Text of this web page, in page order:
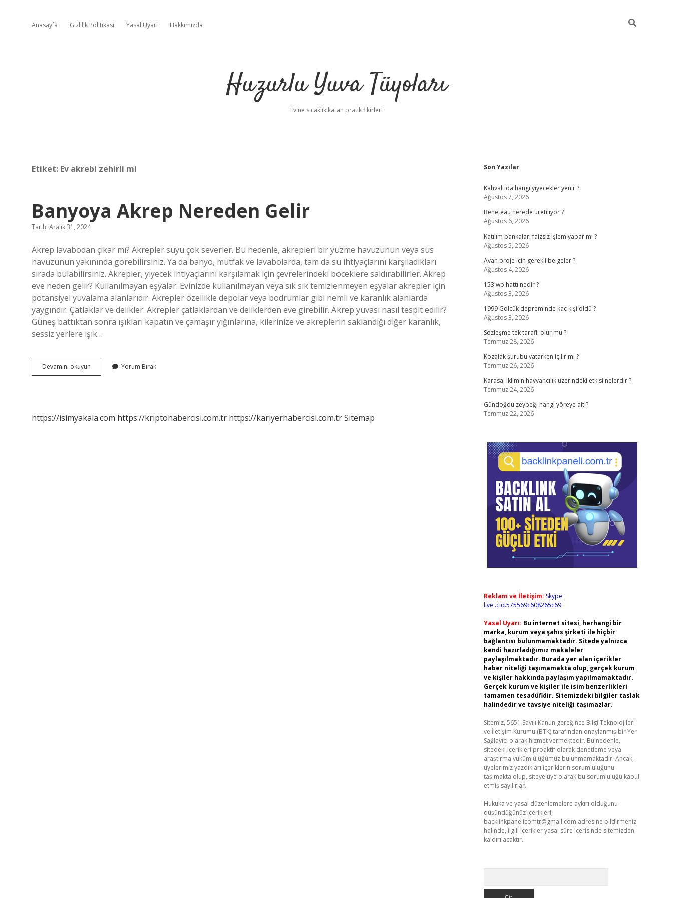
Anasayfa Gizlilik Politikası Yasal Uyarı Hakkımızda
Huzurlu Yuva Tüyoları
Evine sıcaklık katan pratik fikirler!
Etiket: Ev akrebi zehirli mi
Banyoya Akrep Nereden Gelir
Tarih: Aralık 31, 2024
Akrep lavabodan çıkar mı? Akrepler suyu çok severler. Bu nedenle, akrepleri bir yüzme havuzunun veya süs
havuzunun yakınında görebilirsiniz. Ya da banyo, mutfak ve lavabolarda, tam da su ihtiyaçlarını karşıladıkları
sırada bulabilirsiniz. Akrepler, yiyecek ihtiyaçlarını karşılamak için çevrelerindeki böceklere saldırabilirler. Akrep
eve neden gelir? Kullanılmayan eşyalar: Evinizde kullanılmayan veya sık sık temizlenmeyen eşyalar akrepler için
potansiyel yuvalama alanlarıdır. Akrepler özellikle depolar veya bodrumlar gibi nemli ve karanlık alanlarda
yaygındır. Çatlaklar ve delikler: Akrepler çatlaklardan ve deliklerden eve girebilir. Akrep yuvası nasıl tespit edilir?
Güneş battıktan sonra ışıkları kapatın ve çamaşır yığınlarına, kilerinize ve akreplerin saklandığı diğer karanlık,
sessiz yerlere ışık…
Devamını okuyun Banyoya
Akrep
Yorum Bırak
https://isimyakala.com https://kriptohabercisi.com.tr https://kariyerhabercisi.com.trSitemap
Sidebar
Son Yazılar
Kahvaltıda hangi yiyecekler yenir ?
Ağustos 7, 2026
Beneteau nerede üretiliyor ?
Ağustos 6, 2026
Katılım bankaları faizsiz işlem yapar mı ?
Ağustos 5, 2026
Avan proje için gerekli belgeler ?
Ağustos 4, 2026
153 wp hattı nedir ?
Ağustos 3, 2026
1999 Gölcük depreminde kaç kişi öldü ?
Ağustos 3, 2026
Sözleşme tek taraflı olur mu ?
Temmuz 28, 2026
Kozalak şurubu yatarken içilir mi ?
Temmuz 26, 2026
Karasal iklimin hayvancılık üzerindeki etkisi nelerdir ?
Temmuz 24, 2026
Gündoğdu zeybeği hangi yöreye ait ?
Temmuz 22, 2026
Reklam ve İletişim: Skype:
live:.cid.575569c608265c69
Yasal Uyarı: Bu internet sitesi, herhangi bir
marka, kurum veya şahıs şirketi ile hiçbir
bağlantısı bulunmamaktadır. Sitede yalnızca
kendi hazırladığımız makaleler
paylaşılmaktadır. Burada yer alan içerikler
haber niteliği taşımamakta olup, gerçek kurum
ve kişiler hakkında paylaşım yapılmamaktadır.
Gerçek kurum ve kişiler ile isim benzerlikleri
tamamen tesadüfidir. Sitemizdeki bilgiler taslak
halindedir ve tavsiye niteliği taşımazlar.
Sitemiz, 5651 Sayılı Kanun gereğince Bilgi Teknolojileri
ve İletişim Kurumu (BTK) tarafından onaylanmış bir Yer
Sağlayıcı olarak hizmet vermektedir. Bu nedenle,
sitedeki içerikleri proaktif olarak denetleme veya
araştırma yükümlülüğümüz bulunmamaktadır. Ancak,
üyelerimiz yazdıkları içeriklerin sorumluluğunu
taşımakta olup, siteye üye olarak bu sorumluluğu kabul
etmiş sayılırlar.
Hukuka ve yasal düzenlemelere aykırı olduğunu
düşündüğünüz içerikleri,
backlinkpanelicomtr@gmail.com adresine bildirmeniz
halinde, ilgili içerikler yasal süre içerisinde sitemizden
kaldırılacaktır.